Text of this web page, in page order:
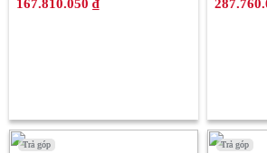
167.810.050 ₫
Trả góp
Trả góp Trả góp
Trả góp